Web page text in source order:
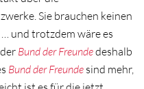
Sie brauchen keinen
und trotzdem wäre es
Bund der Freundedeshalb
Bund der Freunde sind mehr,